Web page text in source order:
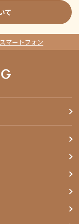
て
スマートフォン